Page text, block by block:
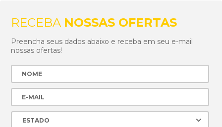
RECEBA NOSSAS OFERTAS
Preencha seus dados abaixo e receba em seu e-mail
nossas ofertas!